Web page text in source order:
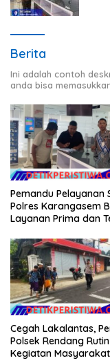
Berita
Ini adalah contoh
anda bisa
Pemandu Pelayanan
Polres Karangasem
Layanan Prima dan
Cegah Lakalantas,
Polsek Rendang
Kegiatan